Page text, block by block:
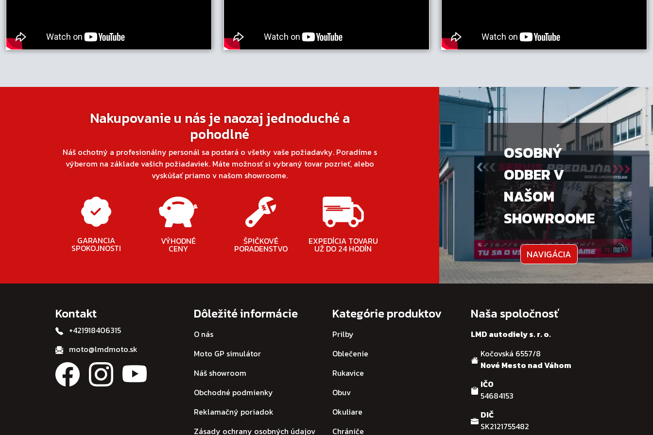
Nakupovanie u nás je naozaj jednoduché a
pohodlné
Náš ochotný a profesionálny personál sa postará o všetky vaše požiadavky. Poradíme s
výberom na základe vašich požiadaviek. Máte možnosť si vybraný tovar pozrieť, alebo
vyskúšať priamo v našom showroome.
GARANCIA
SPOKOJNOSTI
VÝHODNÉ
CENY
ŠPIČKOVÉ
PORADENSTVO
EXPEDÍCIA TOVARU
UŽ DO 24 HODÍN
OSOBNÝ
ODBER V
NAŠOM
SHOWROOME
NAVIGÁCIA
Kontakt
+421918406315
moto@lmdmoto.sk
Dôležité informácie
O nás
Moto GP simulátor
Náš showroom
Obchodné podmienky
Reklamačný poriadok
Zásady ochrany osobných údajov
Kategórie produktov
Prilby
Oblečenie
Rukavice
Obuv
Okuliare
Chrániče
Naša spoločnosť
LMD autodiely s. r. o.
Kočovská 6557/8
Nové Mesto nad Váhom
IČO
54684153
DIČ
SK2121755482